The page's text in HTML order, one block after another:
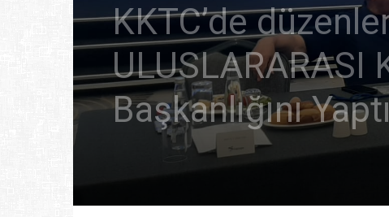
KKTC’de
ULUSLARARASI
Başkanlığını